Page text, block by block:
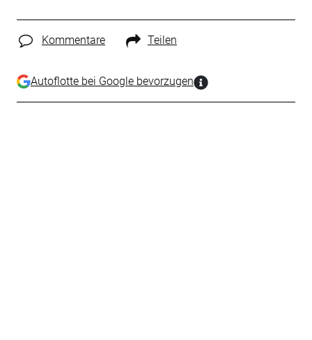
Kommentare Teilen
Autoflotte bei Google bevorzugen